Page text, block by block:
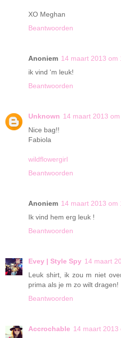
XO Meghan
Beantwoorden
Anoniem 14 maart 2013 om
ik vind 'm leuk!
Beantwoorden
Unknown 14 maart 2013
Nice bag!!
Fabiola
wildflowergirl
Beantwoorden
Anoniem 14 maart 2013 om
Ik vind hem erg leuk !
Beantwoorden
Evey | Style Spy 14 maart
Leuk shirt, ik zou m niet
prima als je m zo wilt dragen!
Beantwoorden
Accrochable 14 maart 2013